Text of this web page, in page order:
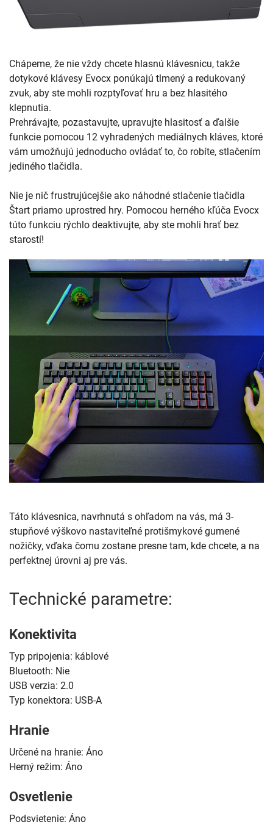
Chápeme, že nie vždy chcete hlasnú klávesnicu, takže
dotykové klávesy Evocx ponúkajú tlmený a redukovaný
zvuk, aby ste mohli rozptyľovať hru a bez hlasitého
klepnutia.
Prehrávajte, pozastavujte, upravujte hlasitosť a ďalšie
funkcie pomocou 12 vyhradených mediálnych kláves, ktoré
vám umožňujú jednoducho ovládať to, čo robíte, stlačením
jediného tlačidla.
Nie je nič frustrujúcejšie ako náhodné stlačenie tlačidla
Štart priamo uprostred hry. Pomocou herného kľúča Evocx
túto funkciu rýchlo deaktivujte, aby ste mohli hrať bez
starostí!
Táto klávesnica, navrhnutá s ohľadom na vás, má 3-
stupňové výškovo nastaviteľné protišmykové gumené
nožičky, vďaka čomu zostane presne tam, kde chcete, a na
perfektnej úrovni aj pre vás.
Technické parametre:
Konektivita
Typ pripojenia: káblové
Bluetooth: Nie
USB verzia: 2.0
Typ konektora: USB-A
Hranie
Určené na hranie: Áno
Herný režim: Áno
Osvetlenie
Podsvietenie: Áno